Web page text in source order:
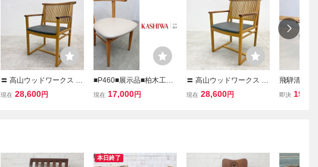
〓 高山ウッドワークス W
AZA アームチェア W532
現在 28,600円
■P460■展示品■柏木工■K
ASHIWA■Awaza■アワザ
現在 17,000円
〓 高山ウッドワークス W
AZA アームチェア W532
現在 28,600円
飛騨清見工
木 アーム
即決
本日終了